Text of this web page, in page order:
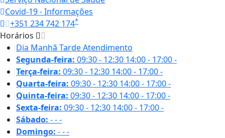
Covid-19 - Informações
+351 234 742 174*
Horários
Dia Manhã TardeAtendimento
Segunda-feira: 09:30 - 12:30 14:00 - 17:00-
Terça-feira: 09:30 - 12:30 14:00 - 17:00-
Quarta-feira: 09:30 - 12:30 14:00 - 17:00-
Quinta-feira: 09:30 - 12:30 14:00 - 17:00-
Sexta-feira: 09:30 - 12:30 14:00 - 17:00-
Sábado: ---
Domingo: ---